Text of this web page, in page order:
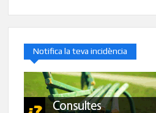
Notifica la teva incidència